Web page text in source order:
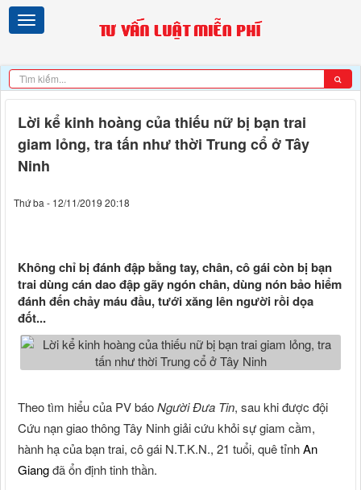
Lời kể kinh hoàng của thiếu nữ bị bạn trai
giam lỏng, tra tấn như thời Trung cổ ở Tây
Ninh
Thứ ba - 12/11/2019 20:18
Không chỉ bị đánh đập bằng tay, chân, cô gái còn bị bạn
trai dùng cán dao đập gãy ngón chân, dùng nón bảo hiểm
đánh đến chảy máu đầu, tưới xăng lên người rồi dọa
đốt...
Theo tìm hiểu của PV báoNgười Đưa Tin, sau khi được đội
Cứu nạn giao thông Tây Ninh giải cứu khỏi sự giam cầm,
hành hạ của bạn trai, cô gái N.T.K.N., 21 tuổi, quê tỉnhAn
Giangđã ổn định tinh thần.